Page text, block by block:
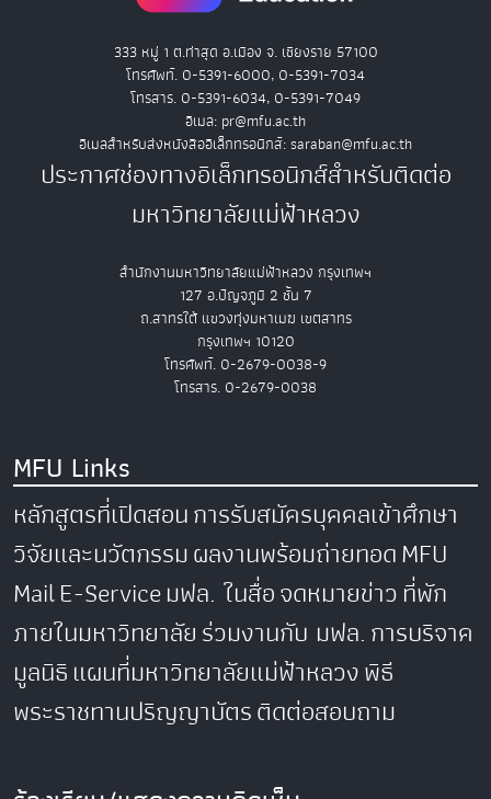
333 หมู่ 1 ต.ท่าสุด อ.เมือง จ. เชียงราย 57100
โทรศัพท์. 0-5391-6000, 0-5391-7034
โทรสาร. 0-5391-6034, 0-5391-7049
อีเมล: pr@mfu.ac.th
อีเมลสำหรับส่งหนังสืออิเล็กทรอนิกส์: saraban@mfu.ac.th
ประกาศช่องทางอิเล็กทรอนิกส์สำหรับติดต่อ
มหาวิทยาลัยแม่ฟ้าหลวง
สำนักงานมหาวิทยาลัยแม่ฟ้าหลวง กรุงเทพฯ
127 อ.ปัญจภูมิ 2 ชั้น 7
ถ.สาทรใต้ แขวงทุ่งมหาเมฆ เขตสาทร
กรุงเทพฯ 10120
โทรศัพท์. 0-2679-0038-9
โทรสาร. 0-2679-0038
MFU Links
หลักสูตรที่เปิดสอนการรับสมัครบุคคลเข้าศึกษา
วิจัยและนวัตกรรมผลงานพร้อมถ่ายทอดMFU
MailE-Serviceมฟล. ในสื่อจดหมายข่าวที่พัก
ภายในมหาวิทยาลัยร่วมงานกับ มฟล.การบริจาค
มูลนิธิแผนที่มหาวิทยาลัยแม่ฟ้าหลวงพิธี
พระราชทานปริญญาบัตรติดต่อสอบถาม